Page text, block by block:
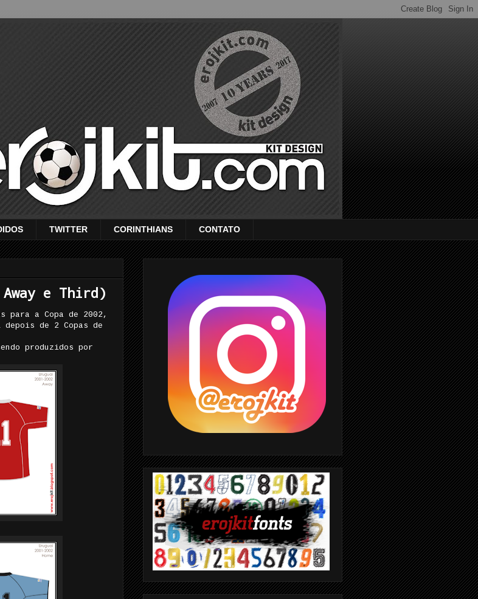
TWITTER CORINTHIANS CONTATO
Away e Third)
para a Copa de 2002,
depois de 2 Copas de
produzidos por